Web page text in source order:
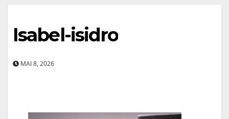
Isabel-isidro
MAI 8, 2026